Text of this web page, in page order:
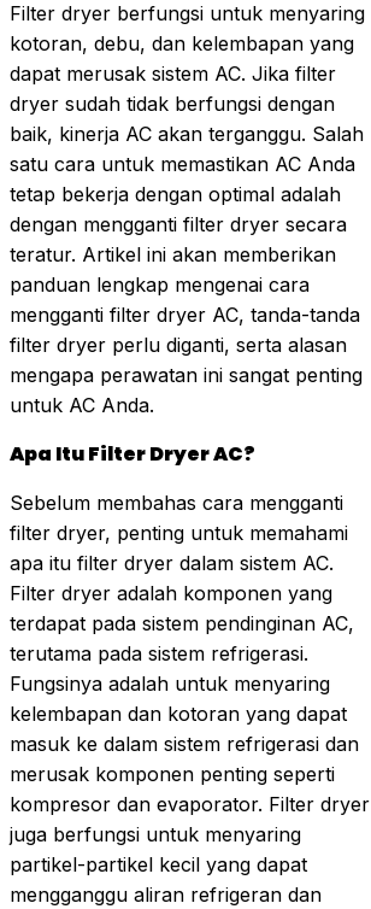
Filter dryer berfungsi untuk menyaring
kotoran, debu, dan kelembapan yang
dapat merusak sistem AC. Jika filter
dryer sudah tidak berfungsi dengan
baik, kinerja AC akan terganggu. Salah
satu cara untuk memastikan AC Anda
tetap bekerja dengan optimal adalah
dengan mengganti filter dryer secara
teratur. Artikel ini akan memberikan
panduan lengkap mengenai cara
mengganti filter dryer AC, tanda-tanda
filter dryer perlu diganti, serta alasan
mengapa perawatan ini sangat penting
untuk AC Anda.
Apa Itu Filter Dryer AC?
Sebelum membahas cara mengganti
filter dryer, penting untuk memahami
apa itu filter dryer dalam sistem AC.
Filter dryer adalah komponen yang
terdapat pada sistem pendinginan AC,
terutama pada sistem refrigerasi.
Fungsinya adalah untuk menyaring
kelembapan dan kotoran yang dapat
masuk ke dalam sistem refrigerasi dan
merusak komponen penting seperti
kompresor dan evaporator. Filter dryer
juga berfungsi untuk menyaring
partikel-partikel kecil yang dapat
mengganggu aliran refrigeran dan